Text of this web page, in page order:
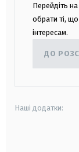
Перейдіть
обрати ті,
інтересам.
ДО
Наші додатки: